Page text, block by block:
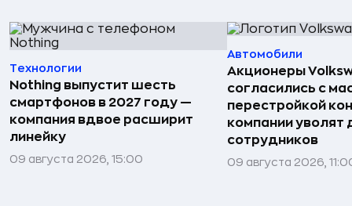
Технологии
Nothing выпустит шесть
смартфонов в 2027 году —
компания вдвое расширит
линейку
09 августа 2026, 15:00
Автомобили
Акционеры
согласились с
перестройкой
компании уволят
сотрудников
09 августа 2026,